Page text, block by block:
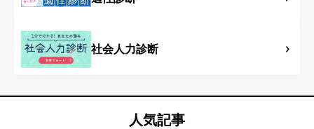
社会人力診断
人気記事